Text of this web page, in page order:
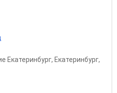
Екатеринбург, Екатеринбург,